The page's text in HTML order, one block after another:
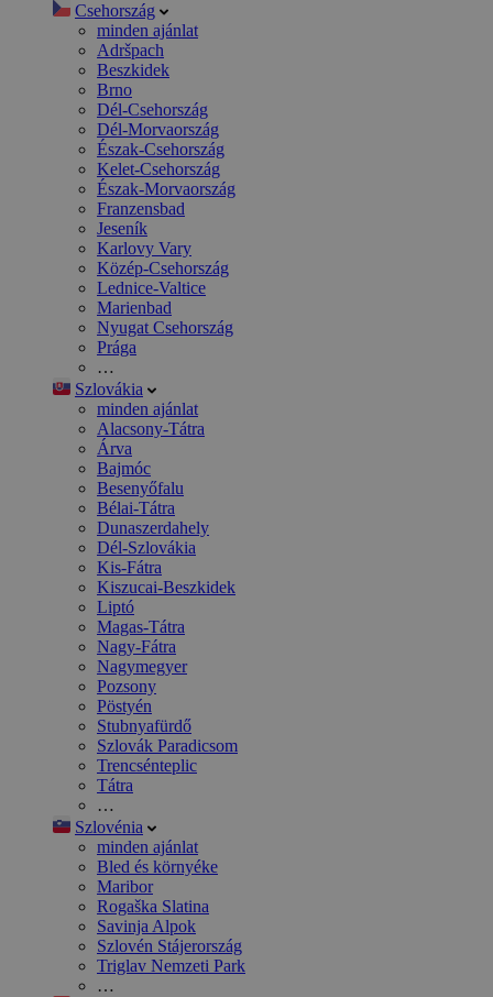
Csehország
minden ajánlat
Adršpach
Beszkidek
Brno
Dél-Csehország
Dél-Morvaország
Észak-Csehország
Kelet-Csehország
Észak-Morvaország
Franzensbad
Jeseník
Karlovy Vary
Közép-Csehország
Lednice-Valtice
Marienbad
Nyugat Csehország
Prága
…
Szlovákia
minden ajánlat
Alacsony-Tátra
Árva
Bajmóc
Besenyőfalu
Bélai-Tátra
Dunaszerdahely
Dél-Szlovákia
Kis-Fátra
Kiszucai-Beszkidek
Liptó
Magas-Tátra
Nagy-Fátra
Nagymegyer
Pozsony
Pöstyén
Stubnyafürdő
Szlovák Paradicsom
Trencsénteplic
Tátra
…
Szlovénia
minden ajánlat
Bled és környéke
Maribor
Rogaška Slatina
Savinja Alpok
Szlovén Stájerország
Triglav Nemzeti Park
…